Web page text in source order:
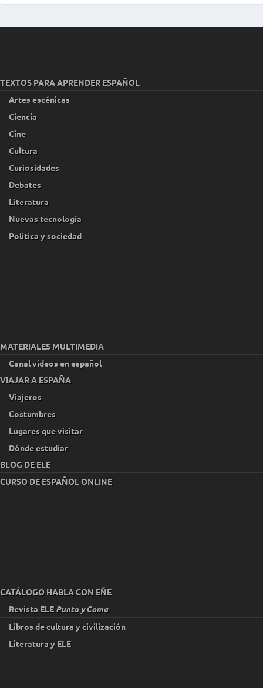
TEXTOS PARA APRENDER ESPAÑOL
Artes escénicas
Ciencia
Cine
Cultura
Curiosidades
Debates
Literatura
Nuevas tecnología
Política y sociedad
MATERIALES MULTIMEDIA
Canal vídeos en español
VIAJAR A ESPAÑA
Viajeros
Costumbres
Lugares que visitar
Dónde estudiar
BLOG DE ELE
CURSO DE ESPAÑOL ONLINE
CATÁLOGO HABLA CON EÑE
Revista ELEPunto y Coma
Libros de cultura y civilización
Literatura y ELE